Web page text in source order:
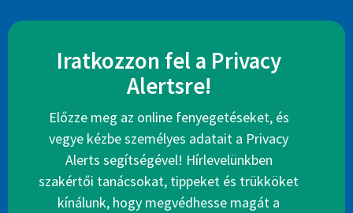
Iratkozzon fel a Privacy
Alertsre!
Előzze meg az online fenyegetéseket, és
vegye kézbe személyes adatait a Privacy
Alerts segítségével! Hírlevelünkben
szakértői tanácsokat, tippeket és trükköket
kínálunk, hogy megvédhesse magát a